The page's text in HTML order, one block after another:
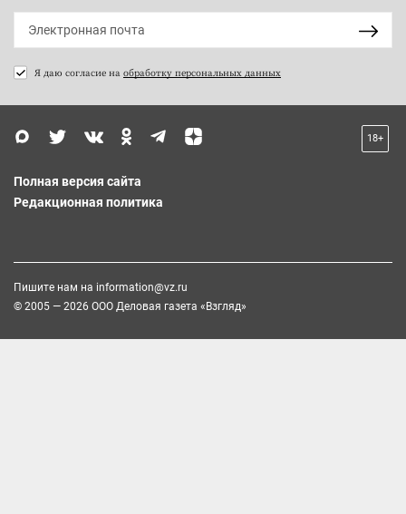
Я даю согласие на обработку персональных данных
18+
Полная версия сайта
Редакционная политика
Пишите нам на information@vz.ru
© 2005 — 2026 ООО Деловая газета «Взгляд»